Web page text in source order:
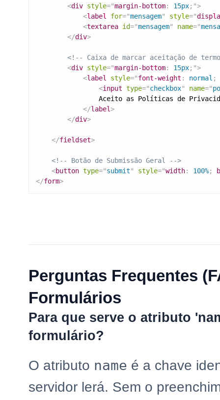
<div style="margin-bottom: 15px; ">
<label for="mensagem" style="
<textarea id="mensagem" name="
</div>
<!-- Caixa de marcar aceitação de
<div style="margin-bottom: 15px; ">
<label style="font-weight : normal ;
<input type="checkbox" name="
Aceito as Políticas de
</label>
</div>
</fieldset>
<!-- Botão de Submissão Geral -->
<button type="submit" style="width: 100%;
</form>
Perguntas Frequentes
Formulários
Para que serve o atributo
formulário?
O atributo name é a chave
servidor lerá. Sem o